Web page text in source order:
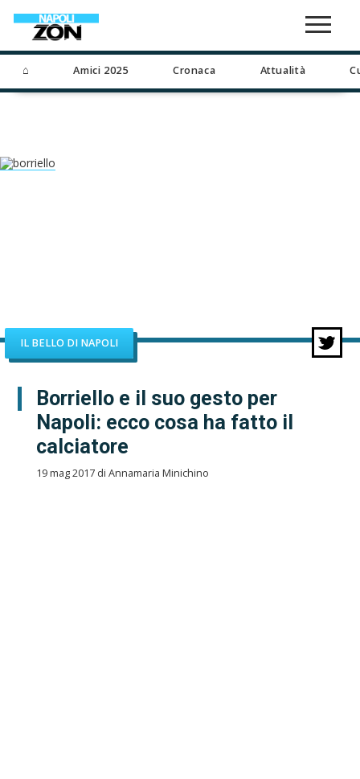
⌂ Amici 2025 Cronaca Attualità
IL BELLO DI NAPOLI
Borriello e il suo gesto per
Napoli: ecco cosa ha fatto il
calciatore
19 mag 2017 di Annamaria Minichino